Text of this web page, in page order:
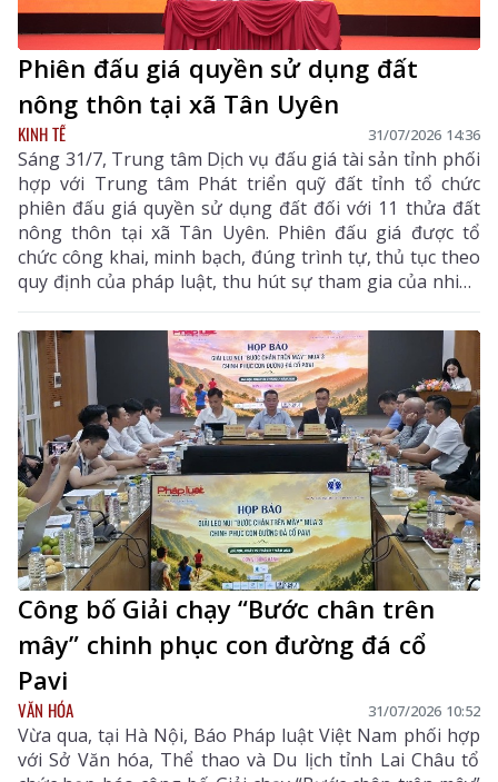
Phiên đấu giá quyền sử dụng đất
nông thôn tại xã Tân Uyên
KINH TẾ 31/07/2026 14:36
Sáng 31/7, Trung tâm Dịch vụ đấu giá tài sản tỉnh phối
hợp với Trung tâm Phát triển quỹ đất tỉnh tổ chức
phiên đấu giá quyền sử dụng đất đối với 11 thửa đất
nông thôn tại xã Tân Uyên. Phiên đấu giá được tổ
chức công khai, minh bạch, đúng trình tự, thủ tục theo
quy định của pháp luật, thu hút sự tham gia của nhiều
khách hàng có nhu cầu sử dụng đất và đầu tư.
Công bố Giải chạy “Bước chân trên
mây” chinh phục con đường đá cổ
Pavi
VĂN HÓA 31/07/2026 10:52
Vừa qua, tại Hà Nội, Báo Pháp luật Việt Nam phối hợp
với Sở Văn hóa, Thể thao và Du lịch tỉnh Lai Châu tổ